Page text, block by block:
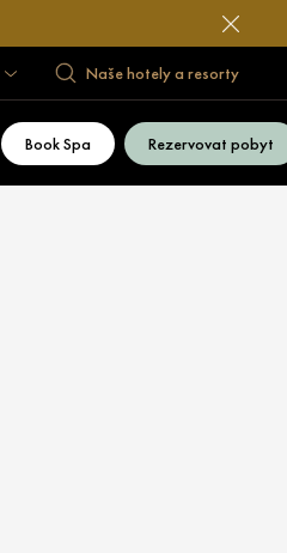
Naše hotely a resorty
Book Spa Rezervovat pobyt